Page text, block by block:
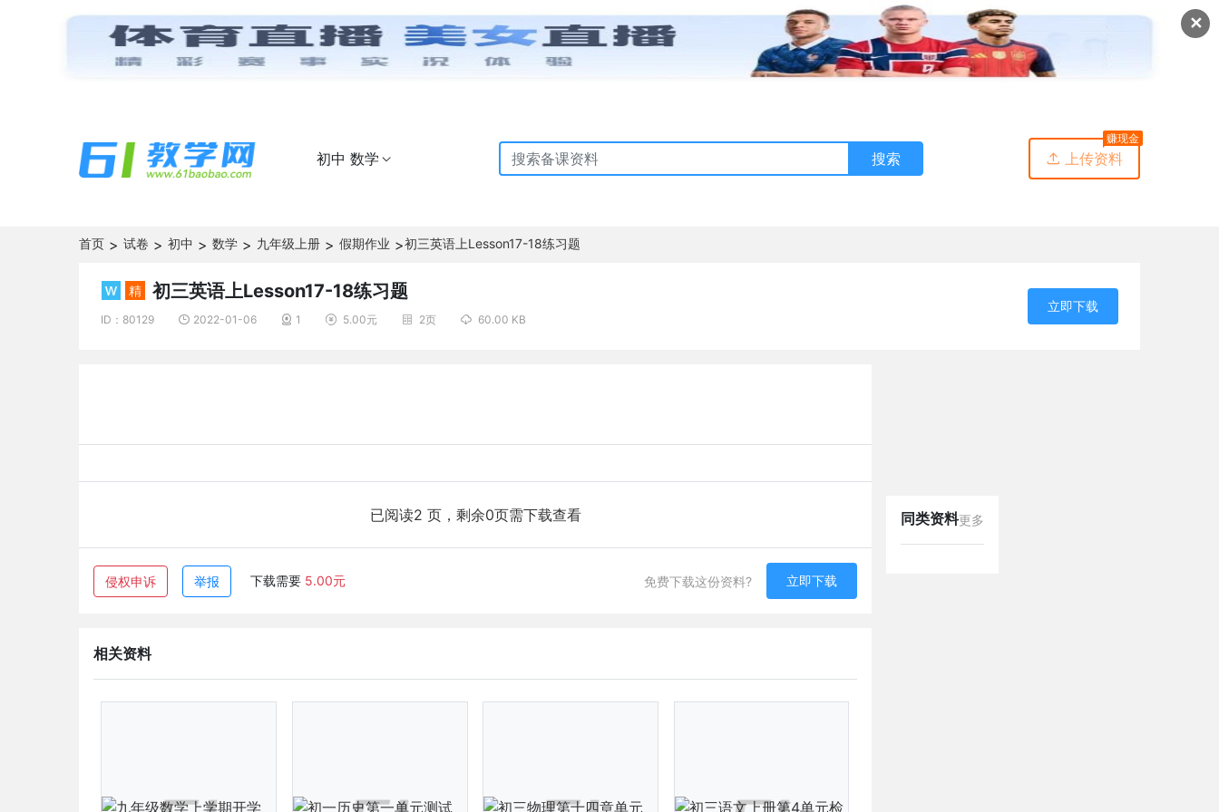
✕
初中 数学  搜索  上传资料
赚现金
首页 > 试卷 > 初中 > 数学 > 九年级上册 > 假期作业 >初三英语上Lesson17-18练习题
精 初三英语上Lesson17-18练习题
ID：80129  2022-01-06  1  5.00元  2页  60.00 KB
立即下载
已阅读2 页，剩余0页需下载查看
侵权申诉 举报 下载需要 5.00元 免费下载这份资料? 立即下载
相关资料
同类资料更多